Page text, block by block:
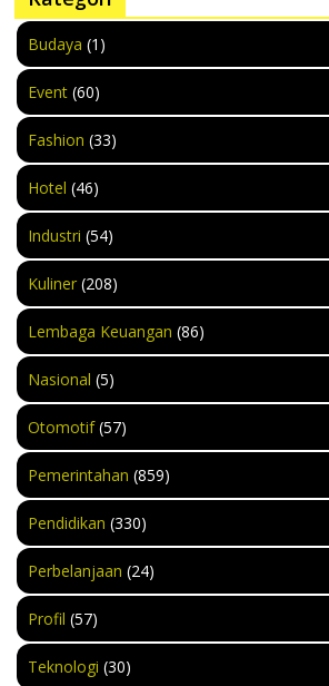
Budaya (1)
Event (60)
Fashion (33)
Hotel (46)
Industri (54)
Kuliner (208)
Lembaga Keuangan (86)
Nasional (5)
Otomotif(57)
Pemerintahan (859)
Pendidikan (330)
Perbelanjaan (24)
Profil (57)
Teknologi (30)